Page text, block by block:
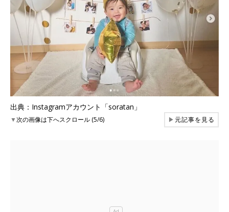
出典：Instagramアカウント「soratan」
▼次の画像は下へスクロール (5/6) ▶元記事を見る